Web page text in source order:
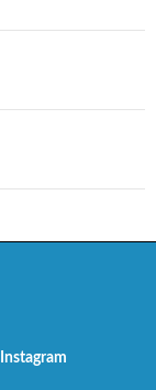
Instagram